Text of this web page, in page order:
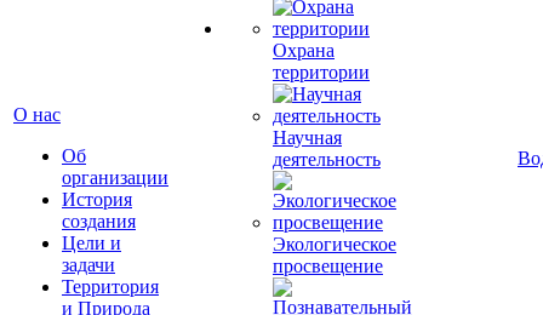
О нас
Об
организации
История
создания
Цели и
задачи
Территория
и Природа
Охрана
территории
Научная
деятельность
Экологическое
просвещение